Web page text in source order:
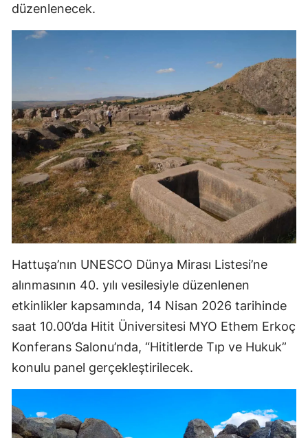
Hakkari
Isparta
Mersin
İstanbul
İzmir
Kars
Kastamonu
Kırklareli
Kırşehir
Kocaeli
Malatya
düzenlenecek.
Hattuşa’nın UNESCO Dünya Mirası Listesi’ne
alınmasının 40. yılı vesilesiyle düzenlenen
etkinlikler kapsamında, 14 Nisan 2026 tarihinde
saat 10.00’da Hitit Üniversitesi MYO Ethem Erkoç
Konferans Salonu’nda, “Hititlerde Tıp ve Hukuk”
konulu panel gerçekleştirilecek.